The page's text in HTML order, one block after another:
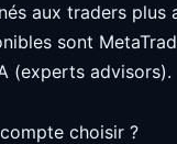
aux traders plus
sont
(experts advisors).
choisir ?